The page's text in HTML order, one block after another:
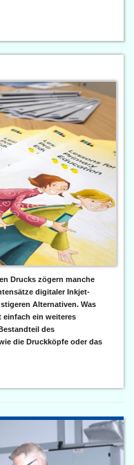
Drucks zögern manche
digitaler Inkjet-
Alternativen. Was
ein weiteres
des
die Druckköpfe oder das